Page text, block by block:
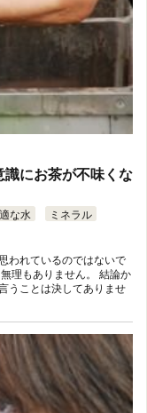
識にお茶が不味くな
な水
ミネラル
われているのではないで
理もありません。 結論か
うことは決してありませ